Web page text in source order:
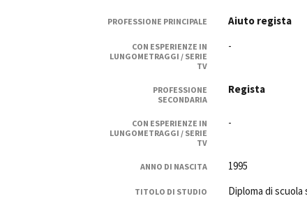
Rete regionale
Amministrazione
Bandi e gare
Servizi generali
Location scouting
Spazi nella sede FCTP
Sala Paolo Tenna
PROFESSIONE PRINCIPALE Aiuto regista
CON ESPERIENZE IN
LUNGOMETRAGGI / SERIE
TV
-
PROFESSIONE
SECONDARIA
Regista
CON ESPERIENZE IN
LUNGOMETRAGGI / SERIE
TV
-
ANNO DI NASCITA 1995
TITOLO DI STUDIO Diploma di